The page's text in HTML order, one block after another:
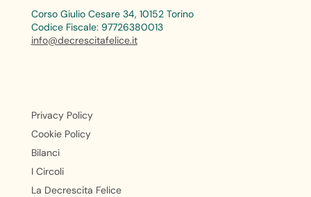
Corso Giulio Cesare 34, 10152 Torino
Codice Fiscale: 97726380013
info@decrescitafelice.it
Privacy Policy
Cookie Policy
Bilanci
I Circoli
La Decrescita Felice